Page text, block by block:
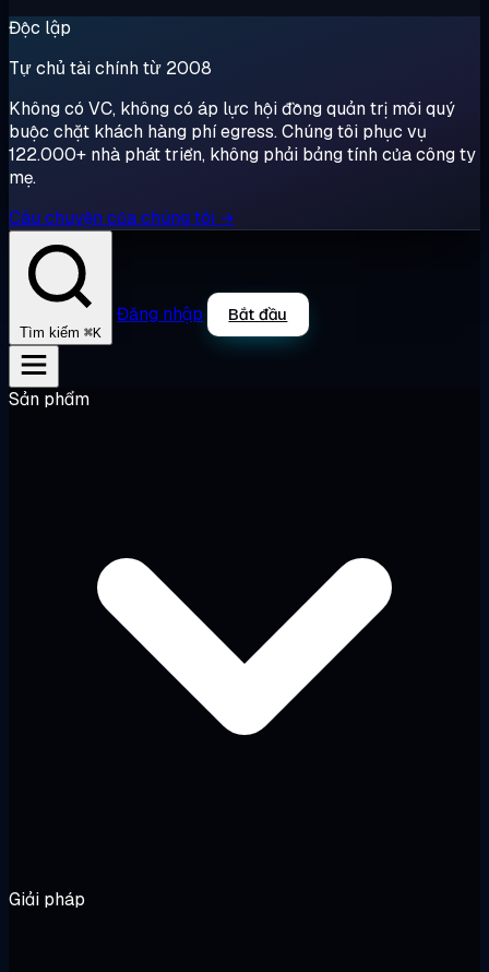
Độc lập
Tự chủ tài chính từ 2008
Không có VC, không có áp lực hội đồng quản trị mỗi quý
buộc chặt khách hàng phí egress. Chúng tôi phục vụ
122.000+ nhà phát triển, không phải bảng tính của công ty
mẹ.
Câu chuyện của chúng tôi →
Tìm kiếm ⌘K
Đăng nhập Bắt đầu
Sản phẩm
Giải pháp